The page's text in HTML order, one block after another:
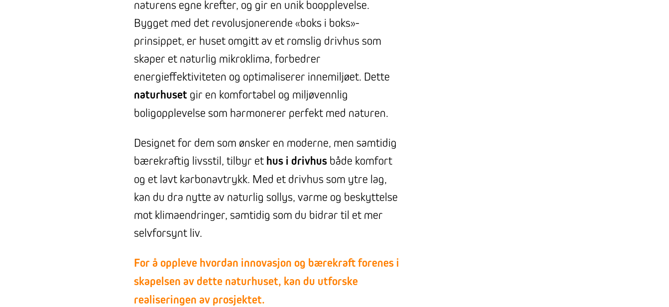
naturens egne krefter, og gir en unik boopplevelse.
Bygget med det revolusjonerende «boks i boks»-
prinsippet, er huset omgitt av et romslig drivhus som
skaper et naturlig mikroklima, forbedrer
energieffektiviteten og optimaliserer innemiljøet. Dette
naturhuset gir en komfortabel og miljøvennlig
boligopplevelse som harmonerer perfekt med naturen.
Designet for dem som ønsker en moderne, men samtidig
bærekraftig livsstil, tilbyr et hus i drivhusbåde komfort
og et lavt karbonavtrykk. Med et drivhus som ytre lag,
kan du dra nytte av naturlig sollys, varme og beskyttelse
mot klimaendringer, samtidig som du bidrar til et mer
selvforsynt liv.
For å oppleve hvordan innovasjon og bærekraft forenes i
skapelsen av dette naturhuset, kan du utforske
realiseringen av prosjektet.